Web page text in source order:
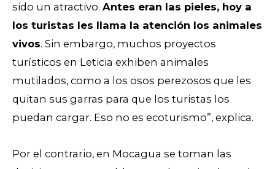
sido un atractivo. Antes eran las pieles, hoy a
los turistas les llama la atención los animales
vivos. Sin embargo, muchos proyectos
turísticos en Leticia exhiben animales
mutilados, como a los osos perezosos que les
quitan sus garras para que los turistas los
puedan cargar. Eso no es ecoturismo”, explica.
Por el contrario, en Mocagua se toman las